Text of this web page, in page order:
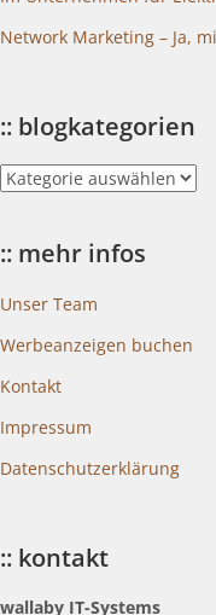
Network Marketing – Ja,
:: blogkategorien
::
blogkategorien
:: mehr infos
Unser Team
Werbeanzeigen buchen
Kontakt
Impressum
Datenschutzerklärung
:: kontakt
wallaby IT-Systems